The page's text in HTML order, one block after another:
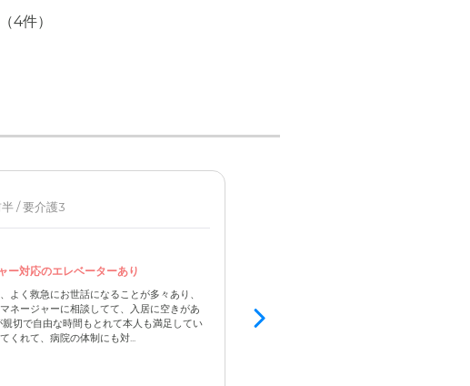
（4件）
/ 要介護3
ー対応のエレベーターあり
よく救急にお世話になることが多々あり、
ネージャーに相談してて、入居に空きがあ
切で自由な時間もとれて本人も満足してい
くれて、病院の体制にも対...
自宅から近いのでその点も良かったです。 スタ
いているように感じました。こういう基本的な